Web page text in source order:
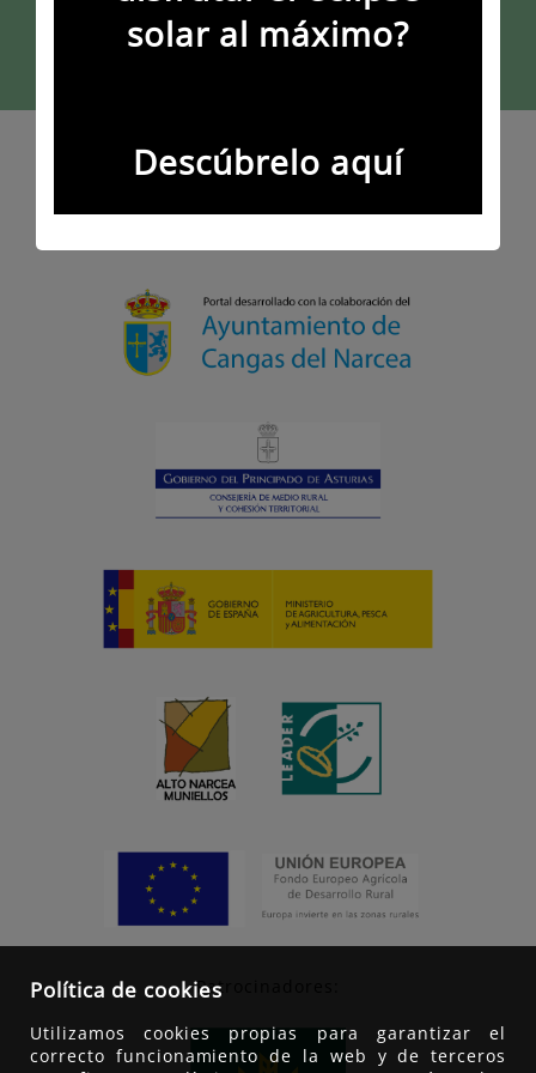
solar al máximo?
Descúbrelo aquí
Patrocinadores:
Política de cookies
Utilizamos cookies propias para garantizar el
correcto funcionamiento de la web y de terceros